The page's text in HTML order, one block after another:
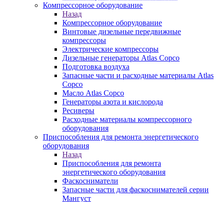
Компрессорное оборудование
Назад
Компрессорное оборудование
Винтовые дизельные передвижные
компрессоры
Электрические компрессоры
Дизельные генераторы Atlas Copco
Подготовка воздуха
Запасные части и расходные материалы Atlas
Copco
Масло Atlas Copco
Генераторы азота и кислорода
Ресиверы
Расходные материалы компрессорного
оборудования
Приспособления для ремонта энергетического
оборудования
Назад
Приспособления для ремонта
энергетического оборудования
Фаскосниматели
Запасные части для фаскоснимателей серии
Мангуст